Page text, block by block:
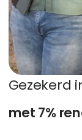
Staat
Gezekerd i
met7% ren